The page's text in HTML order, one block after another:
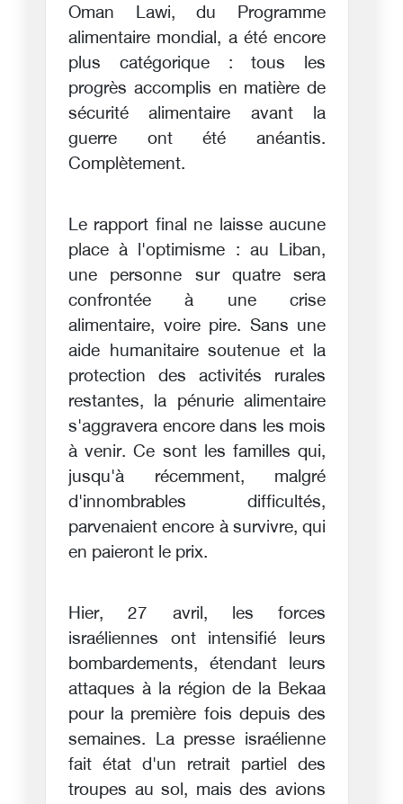
Oman Lawi, du Programme
alimentaire mondial, a été encore
plus catégorique : tous les
progrès accomplis en matière de
sécurité alimentaire avant la
guerre ont été anéantis.
Complètement.
Le rapport final ne laisse aucune
place à l'optimisme : au Liban,
une personne sur quatre sera
confrontée à une crise
alimentaire, voire pire. Sans une
aide humanitaire soutenue et la
protection des activités rurales
restantes, la pénurie alimentaire
s'aggravera encore dans les mois
à venir. Ce sont les familles qui,
jusqu'à récemment, malgré
d'innombrables difficultés,
parvenaient encore à survivre, qui
en paieront le prix.
Hier, 27 avril, les forces
israéliennes ont intensifié leurs
bombardements, étendant leurs
attaques à la région de la Bekaa
pour la première fois depuis des
semaines. La presse israélienne
fait état d'un retrait partiel des
troupes au sol, mais des avions